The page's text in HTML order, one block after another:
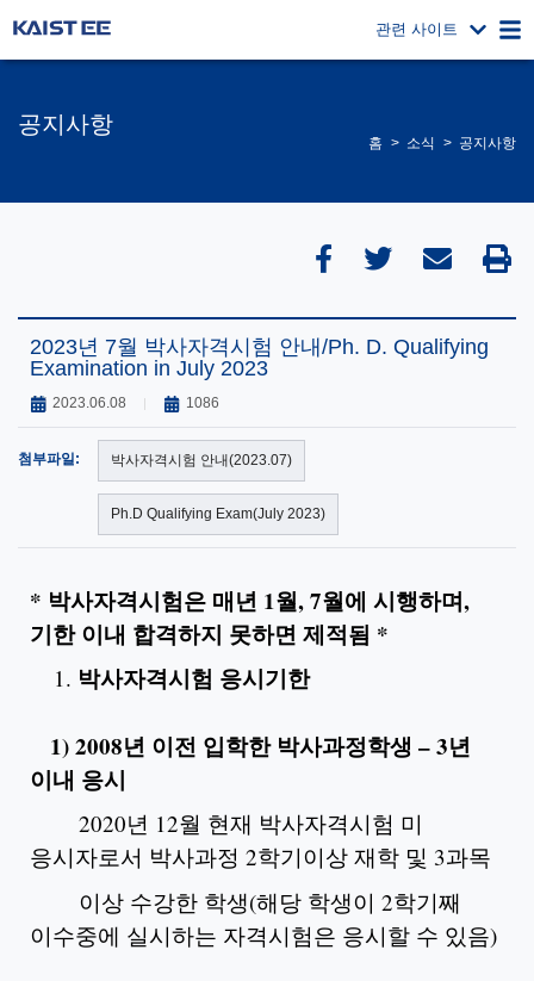
관련 사이트
공지사항
홈 소식 공지사항
2023년 7월 박사자격시험 안내/Ph. D. Qualifying
Examination in July 2023
2023.06.08 1086
첨부파일: 박사자격시험 안내(2023.07)
Ph.D Qualifying Exam(July 2023)
* 박사자격시험은 매년 1월, 7월에 시행하며,
기한 이내 합격하지 못하면 제적됨 *
박사자격시험 응시기한
1) 2008년 이전 입학한 박사과정학생 – 3년
이내 응시
2020년 12월 현재 박사자격시험 미
응시자로서 박사과정 2학기이상 재학 및 3과목
이상 수강한 학생(해당 학생이 2학기째
이수중에 실시하는 자격시험은 응시할 수 있음)